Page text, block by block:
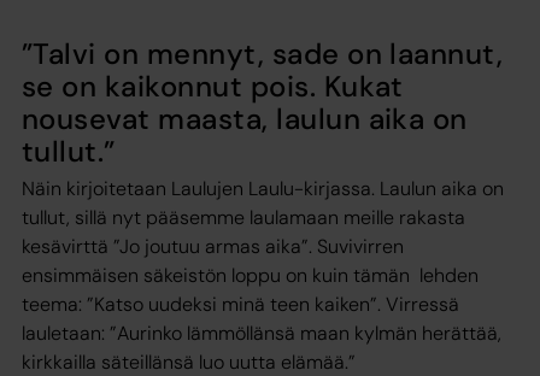
”Talvi on mennyt, sade on laannut,
se on kaikonnut pois. Kukat
nousevat maasta, laulun aika on
tullut.”
Näin kirjoitetaan Laulujen Laulu-kirjassa. Laulun aika on
tullut, sillä nyt pääsemme laulamaan meille rakasta
kesävirttä ”Jo joutuu armas aika”. Suvivirren
ensimmäisen säkeistön loppu on kuin tämän lehden
teema: ”Katso uudeksi minä teen kaiken”. Virressä
lauletaan: ”Aurinko lämmöllänsä maan kylmän herättää,
kirkkailla säteillänsä luo uutta elämää.”